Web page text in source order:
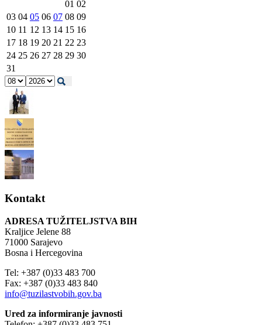
01 02
03 04 05 06 07 08 09
10 11 12 13 14 15 16
17 18 19 20 21 22 23
24 25 26 27 28 29 30
31
Kontakt
ADRESA TUŽITELJSTVA BIH
Kraljice Jelene 88
71000 Sarajevo
Bosna i Hercegovina
Tel: +387 (0)33 483 700
Fax: +387 (0)33 483 840
info@tuzilastvobih.gov.ba
Ured za informiranje javnosti